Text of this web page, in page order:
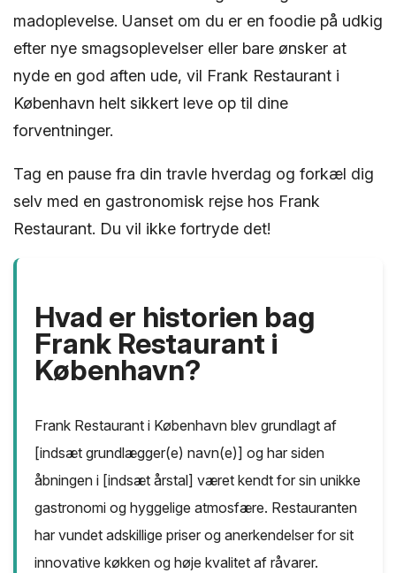
madoplevelse. Uanset om du er en foodie på udkig
efter nye smagsoplevelser eller bare ønsker at
nyde en god aften ude, vil Frank Restaurant i
København helt sikkert leve op til dine
forventninger.
Tag en pause fra din travle hverdag og forkæl dig
selv med en gastronomisk rejse hos Frank
Restaurant. Du vil ikke fortryde det!
Hvad er historien bag
Frank Restaurant i
København?
Frank Restaurant i København blev grundlagt af
[indsæt grundlægger(e) navn(e)] og har siden
åbningen i [indsæt årstal] været kendt for sin unikke
gastronomi og hyggelige atmosfære. Restauranten
har vundet adskillige priser og anerkendelser for sit
innovative køkken og høje kvalitet af råvarer.